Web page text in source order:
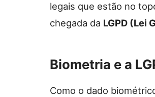
legais que estão no
chegada da LGPD (Lei
Biometria e a
Como o dado